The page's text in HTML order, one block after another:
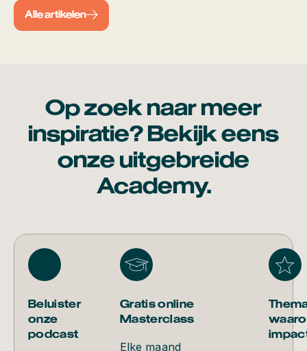
Alle artikelen
Op zoek naar meer
inspiratie? Bekijk eens
onze uitgebreide
Academy.
Beluister
onze
podcast
Gratis online
Masterclass
Elke maand